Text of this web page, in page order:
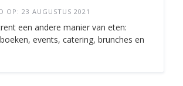
OP: 23 AUGUSTUS 2021
een andere manier van eten:
events, catering, brunches en